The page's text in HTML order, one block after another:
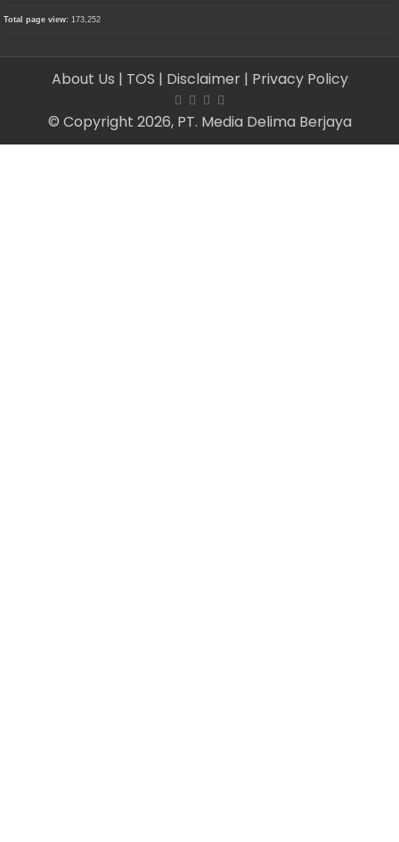
Total page view:173,252
About Us | TOS | Disclaimer | Privacy Policy
© Copyright 2026, PT. Media Delima Berjaya